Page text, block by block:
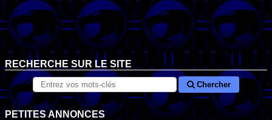
RECHERCHE SUR LE SITE
Chercher
PETITES ANNONCES